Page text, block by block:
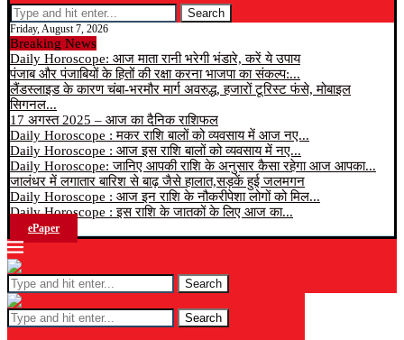
Search
Friday, August 7, 2026
Breaking News
Daily Horoscope: आज माता रानी भरेगी भंडारे, करें ये उपाय
पंजाब और पंजाबियों के हितों की रक्षा करना भाजपा का संकल्प:...
लैंडस्लाइड के कारण चंबा-भरमौर मार्ग अवरुद्ध, हजारों टूरिस्ट फंसे, मोबाइल
सिगनल...
17 अगस्त 2025 – आज का दैनिक राशिफल
Daily Horoscope : मकर राशि बालों को व्यवसाय में आज नए...
Daily Horoscope : आज इस राशि बालों को व्यवसाय में नए...
Daily Horoscope: जानिए आपकी राशि के अनुसार कैसा रहेगा आज आपका...
जालंधर में लगातार बारिश से बाढ़ जैसे हालात,सड़कें हुई जलमगन
Daily Horoscope : आज इन राशि के नौकरीपेशा लोगों को मिल...
Daily Horoscope : इस राशि के जातकों के लिए आज का...
ePaper
Search
Search